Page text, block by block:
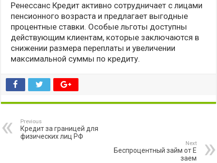
Ренессанс Кредит активно сотрудничает с лицами
пенсионного возраста и предлагает выгодные
процентные ставки. Особые льготы доступны
действующим клиентам, которые заключаются в
снижении размера переплаты и увеличении
максимальной суммы по кредиту.
Previous
Кредит за границей для
физических лиц РФ
Next
Беспроцентный займ от Е
заем